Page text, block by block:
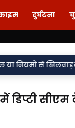
दुर्घटना
सरकारी
डिप्टी